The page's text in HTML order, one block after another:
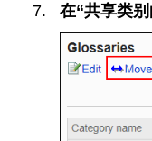
在“共享类